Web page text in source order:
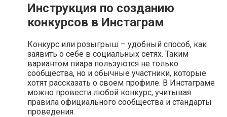
Инструкция по созданию
конкурсов в Инстаграм
Конкурс или розыгрыш – удобный способ, как
заявить о себе в социальных сетях. Таким
вариантом пиара пользуются не только
сообщества, но и обычные участники, которые
хотят рассказать о своем профиле. В Инстаграме
можно провести любой конкурс, учитывая
правила официального сообщества и стандарты
проведения.